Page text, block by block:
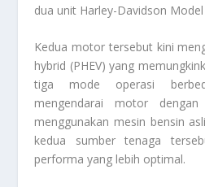
dua unit Harley-Davidson Model
Kedua motor tersebut kini
hybrid (PHEV) yang
tiga mode operasi
mengendarai motor
menggunakan mesin bensin
kedua sumber tenaga
performa yang lebih optimal.